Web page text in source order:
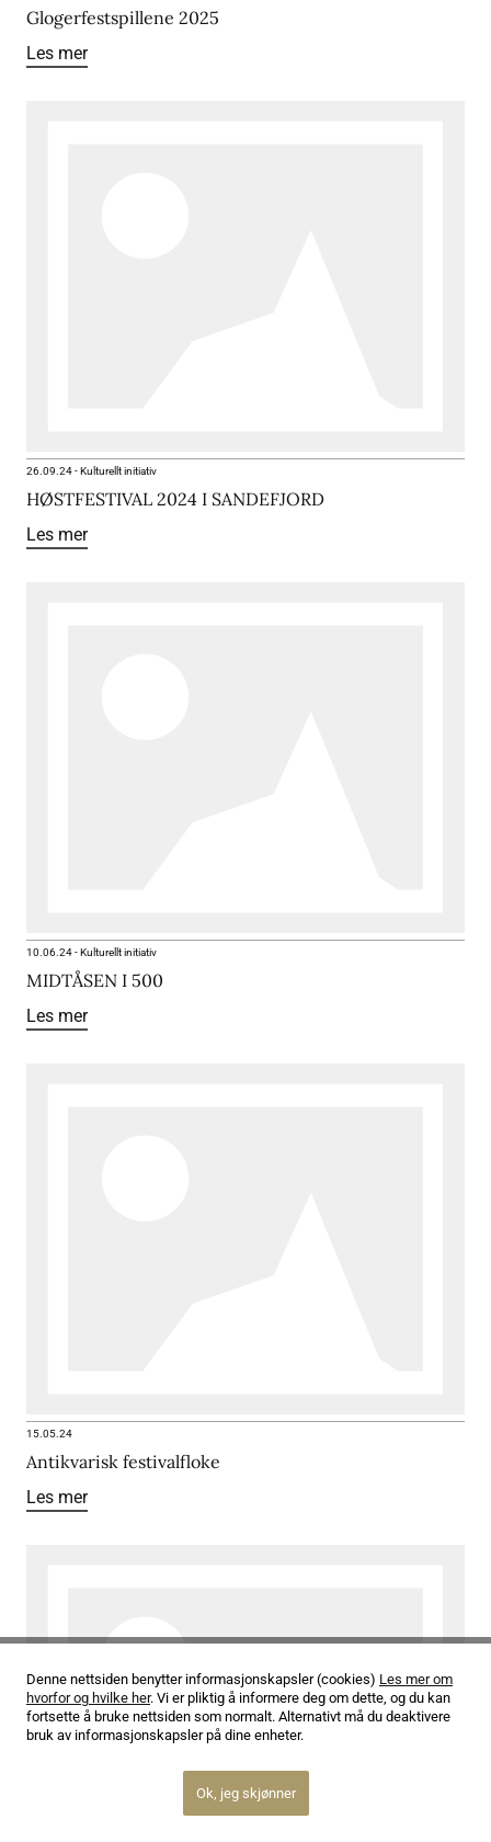
Glogerfestspillene 2025
Les mer
26.09.24-Kulturellt initiativ
HØSTFESTIVAL 2024 I SANDEFJORD
Les mer
10.06.24-Kulturellt initiativ
MIDTÅSEN I 500
Les mer
15.05.24
Antikvarisk festivalfloke
Les mer
Denne nettsiden benytter informasjonskapsler (cookies) Les mer om
hvorfor og hvilke her. Vi er pliktig å informere deg om dette, og du kan
fortsette å bruke nettsiden som normalt. Alternativt må du deaktivere
bruk av informasjonskapsler på dine enheter.
Ok, jeg skjønner